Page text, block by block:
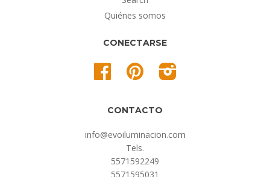
Quiénes somos
CONECTARSE
FacebookPinterest
CONTACTO
info@evoiluminacion.com
Tels.
5571592249
5571595031